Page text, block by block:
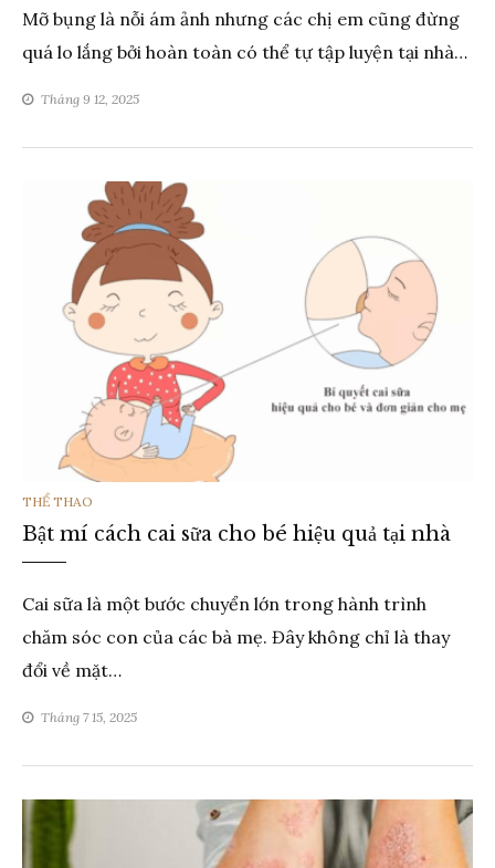
Mỡ bụng là nỗi ám ảnh nhưng các chị em cũng đừng
quá lo lắng bởi hoàn toàn có thể tự tập luyện tại nhà…
Tháng 9 12, 2025
THỂ
LOẠI
THỂ THAO
Bật mí cách cai sữa cho bé hiệu quả tại nhà
Cai sữa là một bước chuyển lớn trong hành trình
chăm sóc con của các bà mẹ. Đây không chỉ là thay
đổi về mặt…
Tháng 7 15, 2025